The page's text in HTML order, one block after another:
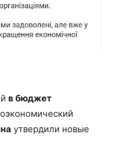
в бюджет
утвердили новые